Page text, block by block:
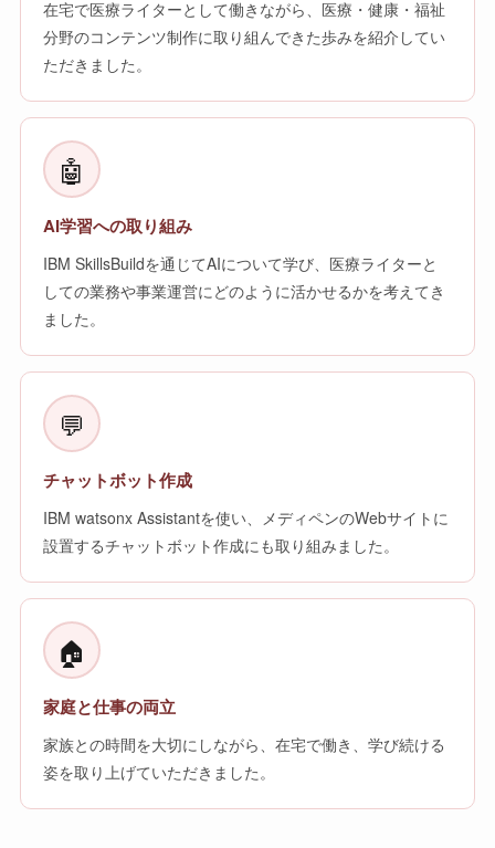
在宅で医療ライターとして働きながら、医療・健康・福祉
分野のコンテンツ制作に取り組んできた歩みを紹介してい
ただきました。
🤖
AI学習への取り組み
IBM SkillsBuildを通じてAIについて学び、医療ライターと
しての業務や事業運営にどのように活かせるかを考えてき
ました。
💬
チャットボット作成
IBM watsonx Assistantを使い、メディペンのWebサイトに
設置するチャットボット作成にも取り組みました。
🏠
家庭と仕事の両立
家族との時間を大切にしながら、在宅で働き、学び続ける
姿を取り上げていただきました。